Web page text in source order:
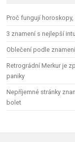
Proč fungují horoskopy,
3 znamení s nejlepší
Oblečení podle
Retrográdní Merkur je
paniky
Nepříjemné stránky
bolet